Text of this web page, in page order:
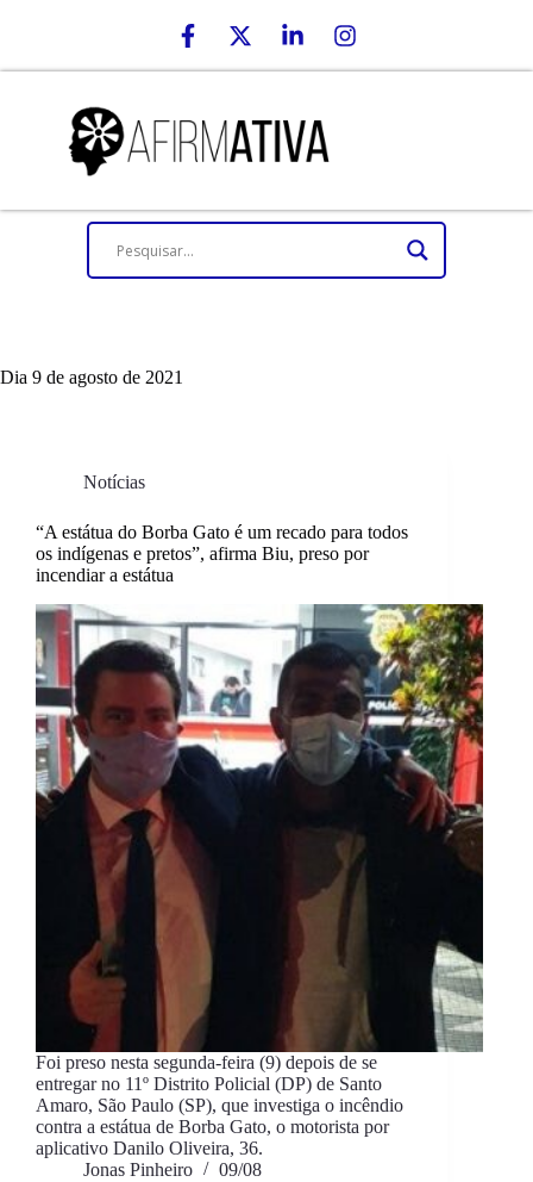
Dia 9 de agosto de 2021
Notícias
“A estátua do Borba Gato é um recado para todos
os indígenas e pretos”, afirma Biu, preso por
incendiar a estátua
Foi preso nesta segunda-feira (9) depois de se
entregar no 11º Distrito Policial (DP) de Santo
Amaro, São Paulo (SP), que investiga o incêndio
contra a estátua de Borba Gato, o motorista por
aplicativo Danilo Oliveira, 36.
Jonas Pinheiro
09/08